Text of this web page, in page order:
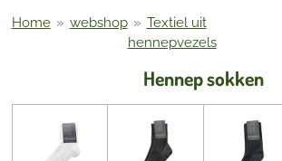
Home » webshop » Textiel uit
hennepvezels
Hennep sokken